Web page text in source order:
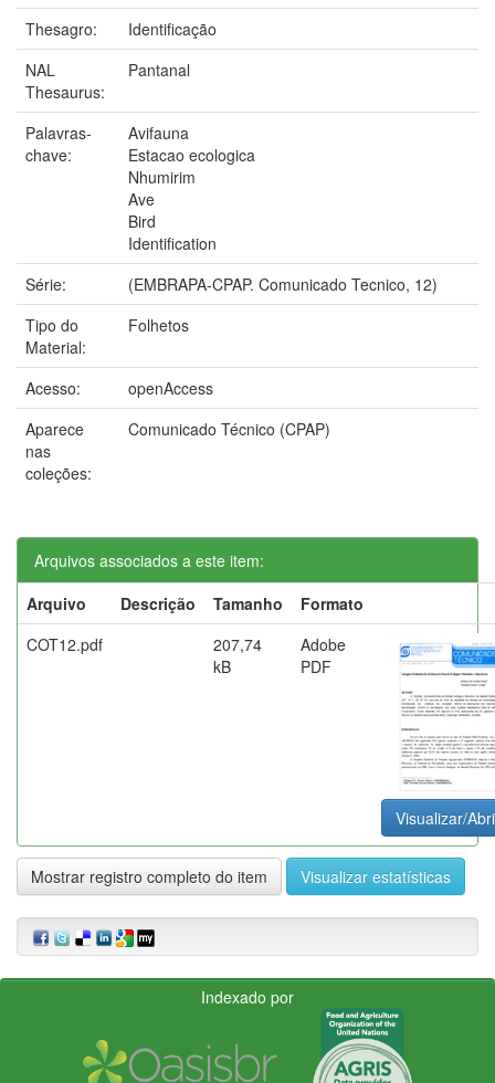
Thesagro:
Identificação
NAL
Thesaurus:
Pantanal
Palavras-
chave:
Avifauna
Estacao ecologica
Nhumirim
Ave
Bird
Identification
Série:
(EMBRAPA-CPAP. Comunicado Tecnico, 12)
Tipo do
Material:
Folhetos
Acesso:
openAccess
Aparece
nas
coleções:
Comunicado Técnico (CPAP)
Arquivos associados a este item:
Arquivo
Descrição Tamanho
Formato
COT12.pdf
207,74
kB
Adobe
PDF
Visualizar/
Mostrar registro completo do item Visualizar estatísticas
Indexado por